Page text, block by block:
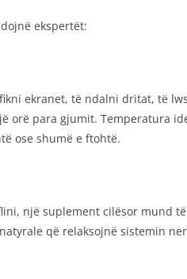
ekspertët:
ekranet, të ndalni dritat, të
orë para gjumit. Temperatura
ose shumë e ftohtë.
një suplement cilësor mund
që relaksojnë sistemin